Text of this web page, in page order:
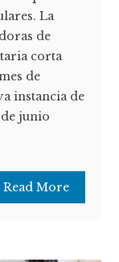
La
de
corta
de
instancia de
junio
Read More